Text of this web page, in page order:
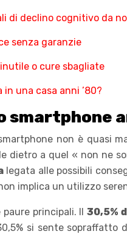
di declino cognitivo da
senza garanzie
o cure sbagliate
una casa anni ’80?
non è quasi
dietro a quel « non ne
legata alle possibili
implica un utilizzo
paure principali. Il30,5%
si sente